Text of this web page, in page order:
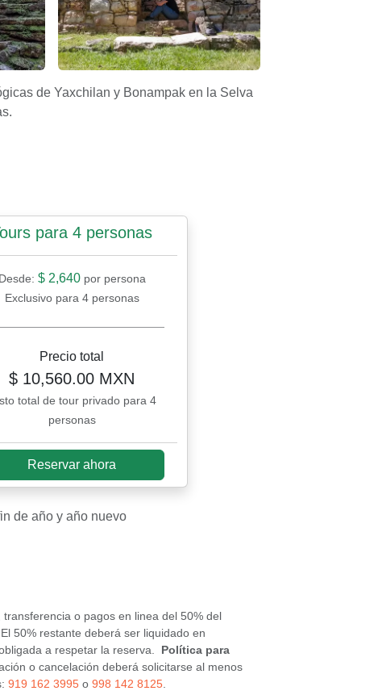
de Yaxchilan y Bonampak en la Selva
para 4 personas
Desde: $ 2,640 por persona
Exclusivo para 4 personas
Precio total
$ 10,560.00 MXN
total de tour privado para 4
personas
Reservar ahora
de año y año nuevo
o pagos en linea del 50% del
50% restante deberá ser liquidado en
a respetar la reserva.
Política para
o cancelación deberá solicitarse al menos
919 162 3995 o 998 142 8125